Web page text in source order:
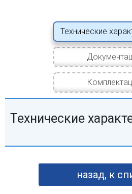
Технические
Технические
назад, к